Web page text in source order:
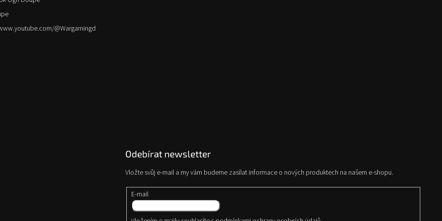
@Wargamingd
Odebírat newsletter
Vložte svůj e-mail a my vám budeme zasílat informace o nových produktech na našem e-shopu.
E-mail